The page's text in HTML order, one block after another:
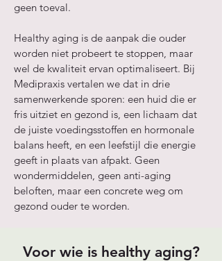
geen toeval.
Healthy aging is de aanpak die ouder
worden niet probeert te stoppen, maar
wel de kwaliteit ervan optimaliseert. Bij
Medipraxis vertalen we dat in drie
samenwerkende sporen: een huid die er
fris uitziet en gezond is, een lichaam dat
de juiste voedingsstoffen en hormonale
balans heeft, en een leefstijl die energie
geeft in plaats van afpakt. Geen
wondermiddelen, geen anti-aging
beloften, maar een concrete weg om
gezond ouder te worden.
Voor wie is healthy aging?